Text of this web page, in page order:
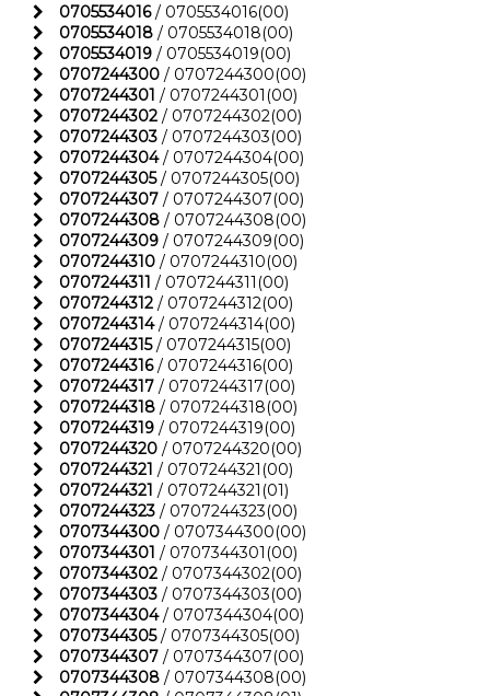
0705534016/ 0705534016(00)
0705534018 / 0705534018(00)
0705534019 / 0705534019(00)
0707244300 / 0707244300(00)
0707244301 / 0707244301(00)
0707244302 / 0707244302(00)
0707244303 / 0707244303(00)
0707244304/ 0707244304(00)
0707244305/ 0707244305(00)
0707244307 / 0707244307(00)
0707244308 / 0707244308(00)
0707244309 / 0707244309(00)
0707244310 / 0707244310(00)
0707244311 / 0707244311(00)
0707244312 / 0707244312(00)
0707244314/ 0707244314(00)
0707244315/ 0707244315(00)
0707244316/ 0707244316(00)
0707244317 / 0707244317(00)
0707244318 / 0707244318(00)
0707244319 / 0707244319(00)
0707244320 / 0707244320(00)
0707244321 / 0707244321(00)
0707244321 / 0707244321(01)
0707244323 / 0707244323(00)
0707344300 / 0707344300(00)
0707344301 / 0707344301(00)
0707344302 / 0707344302(00)
0707344303 / 0707344303(00)
0707344304/ 0707344304(00)
0707344305/ 0707344305(00)
0707344307 / 0707344307(00)
0707344308 / 0707344308(00)